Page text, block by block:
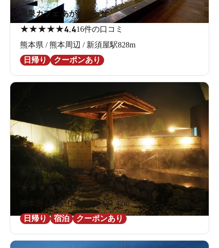
温泉カフェ あがんなっせ
★★★★★4.416件の口コミ
熊本県 / 熊本周辺 / 新須屋駅828m
日帰り
クーポンあり
亀の井ホテル 阿蘇
★
2件の口コミ
熊本県 / 阿蘇山麓 / 宮地駅1.4km
日帰り
宿泊 クーポンあり